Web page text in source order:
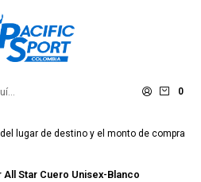
0
lugar de destino y el monto de compra
Star Cuero Unisex-Blanco